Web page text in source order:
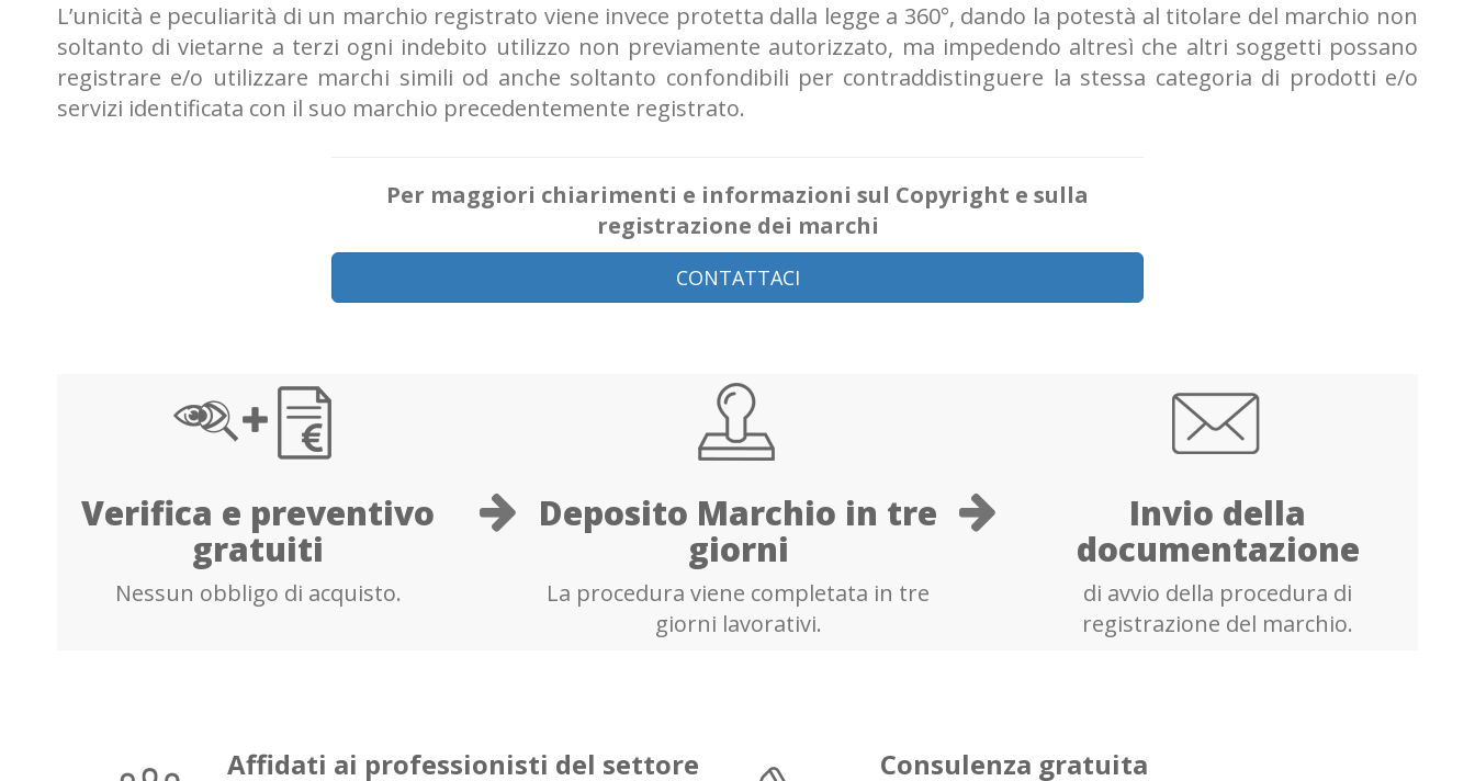
L’unicità e peculiarità di un marchio registrato viene invece protetta dalla legge a 360°, dando la potestà al titolare del marchio non
soltanto di vietarne a terzi ogni indebito utilizzo non previamente autorizzato, ma impedendo altresì che altri soggetti possano
registrare e/o utilizzare marchi simili od anche soltanto confondibili per contraddistinguere la stessa categoria di prodotti e/o
servizi identificata con il suo marchio precedentemente registrato.
Per maggiori chiarimenti e informazioni sul Copyright e sulla
registrazione dei marchi
CONTATTACI
Verifica e preventivo
gratuiti
Nessun obbligo di acquisto.
Deposito Marchio in tre
giorni
La procedura viene completata in tre
giorni lavorativi.
Invio della
documentazione
di avvio della procedura di
registrazione del marchio.
Affidati ai professionisti del settore Consulenza gratuita